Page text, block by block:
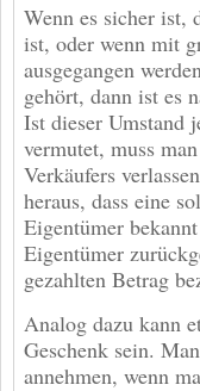
Wenn es sicher ist,
ist, oder wenn mit
ausgegangen
gehört, dann ist es
Ist dieser Umstand
vermutet, muss
Verkäufers
heraus, dass eine
Eigentümer
Eigentümer
gezahlten Betrag
Analog dazu kann
Geschenk sein.
annehmen, wenn